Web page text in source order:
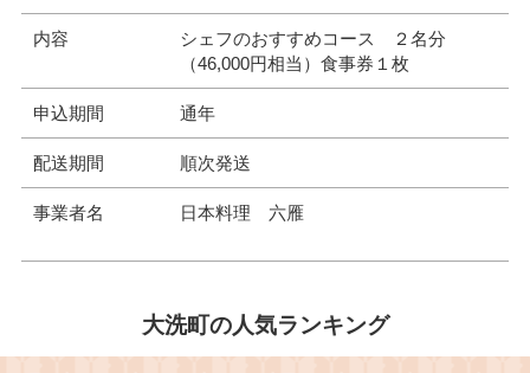
内容
シェフのおすすめコース ２名分
（46,000円相当）食事券１枚
申込期間 通年
配送期間 順次発送
事業者名 日本料理 六雁
大洗町の人気ランキング